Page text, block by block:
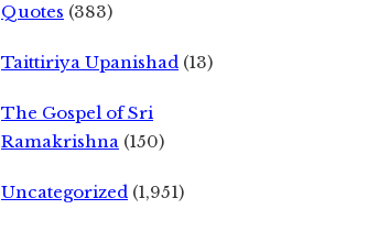
Quotes (383)
Taittiriya Upanishad (13)
The Gospel of Sri
Ramakrishna (150)
Uncategorized (1,951)